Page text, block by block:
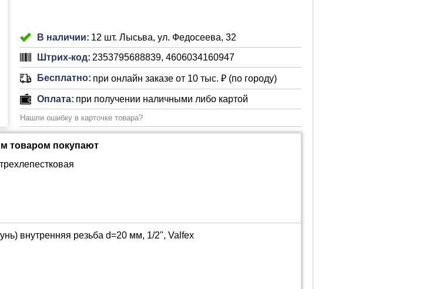
В наличии: 12 шт. Лысьва, ул. Федосеева, 32
Штрих-код: 2353795688839, 4606034160947
Бесплатно: при онлайн заказе от 10 тыс. ₽ (по городу)
Оплата: при получении наличными либо картой
Нашли ошибку в карточке товара?
товаром покупают
внутренняя резьба d=20 мм, 1/2", Valfex